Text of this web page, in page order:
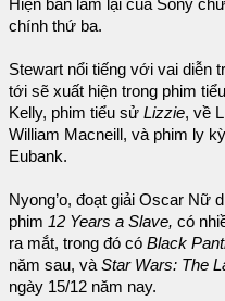
Hiện bản làm lại của Sony
chính thứ ba.
Stewart nổi tiếng với vai diễn
tới sẽ xuất hiện trong phim
Kelly, phim tiểu sử Lizzie, về
William Macneill, và phim ly kỳ
Eubank.
Nyong’o, đoạt giải Oscar Nữ
phim 12 Years a Slave, có
ra mắt, trong đó có Black
năm sau, vàStar Wars: The
ngày 15/12 năm nay.